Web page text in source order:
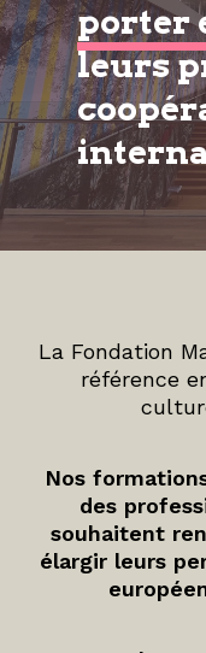
porter
leurs
La Fondation
référence
Nos
des
souhaitent
élargir leurs